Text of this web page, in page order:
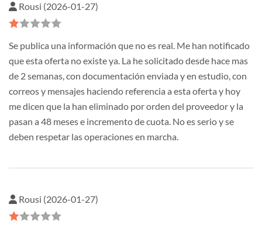
Rousi (2026-01-27)
Se publica una información que no es real. Me han notificado
que esta oferta no existe ya. La he solicitado desde hace mas
de 2 semanas, con documentación enviada y en estudio, con
correos y mensajes haciendo referencia a esta oferta y hoy
me dicen que la han eliminado por orden del proveedor y la
pasan a 48 meses e incremento de cuota. No es serio y se
deben respetar las operaciones en marcha.
Rousi (2026-01-27)